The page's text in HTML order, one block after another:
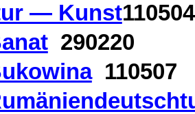
— Kunst110504
290220
110507